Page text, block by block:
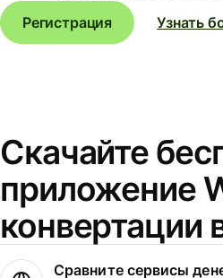
Регистрация
Узнать
Скачайте
приложение
конвертации
Сравните сервисы